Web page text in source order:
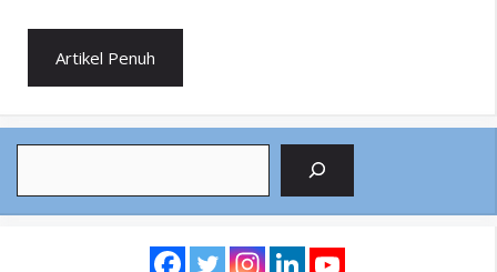
Artikel Penuh